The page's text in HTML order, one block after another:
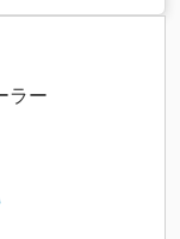
高:4,700 mm, 出
:
ラー